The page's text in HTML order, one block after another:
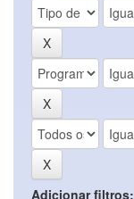
Adicionar filtros: